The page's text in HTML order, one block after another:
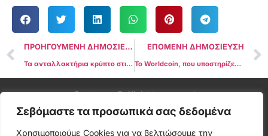
Σεβόμαστε τα προσωπικά σας δεδομένα
Χρησιμοποιούμε Cookies για να βελτιώσουμε την
ΠΡΟΗΓΟΥΜΕΝΗ ΔΗΜΟΣΙΕΥΣΗ
Τα ανταλλακτήρια κρύπτο στις ΗΠΑ καταχωρούν το XRP μια νέα ευκαιρία μετά από δικαστική απόφαση
ΕΠΟΜΕΝΗ ΔΗΜΟΣΙΕΥΣΗ
Το Worldcoin, που υποστηρίζεται από τον Sam Altman, ξεπερνά τα 2 εκατομμύρια εγγραφές μετά από εκτεταμένη περιοδεία
Cryptonea © All rights reserved